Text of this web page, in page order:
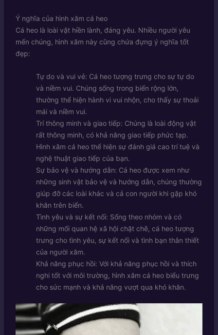
Ý nghĩa của hình xăm cá heo
Cá heo là loài vật hiền lành, đáng yêu. Nhiều người yêu
mến chúng, hình xăm này cũng chứa đựng ý nghĩa tốt
đẹp:
Tự do và vui vẻ: Cá heo tượng trưng cho sự tự do
và niềm vui. Chúng sống trong biển rộng lớn,
thường thể hiện hành vi vui nhộn, cho thấy sự thoải
mái và niềm vui.
Trí thông minh và giao tiếp: Chúng là loài động vật
rất thông minh, có khả năng giao tiếp phức tạp.
Hình xăm cá heo thể hiện sự đánh giá cao trí tuệ và
nghệ thuật giao tiếp của bạn.
Sự bảo vệ và hướng dẫn: Cá heo được xem như
những sinh vật bảo vệ và hướng dẫn, chúng thường
giúp đỡ các loài khác và cả con người khi gặp khó
khăn trên biển.
Tình yêu và sự kết nối: Sống theo nhóm và có
những mối quan hệ xã hội chặt chẽ, cá heo tượng
trưng cho tình yêu, sự kết nối và tình bạn thân thiết
của người xăm.
Khả năng phục hồi: Với khả năng phục hồi và thích
nghi tốt với môi trường, hình xăm cá heo biểu trưng
cho sức mạnh và khả năng vượt qua khó khăn.